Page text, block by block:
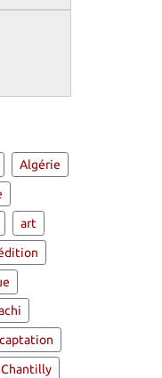
Algérie
art
captation
Chantilly